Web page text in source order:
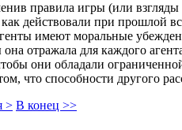
правила игры (или
как действовали при
имеют моральные
отражала для каждого
они обладали
что способности другого
> В конец >>